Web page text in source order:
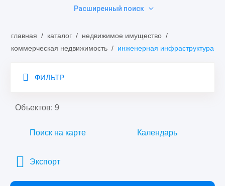
Расширенный поиск
главная / каталог / недвижимое имущество /
коммерческая недвижимость / инженерная инфраструктура
ФИЛЬТР
Объектов: 9
Поиск на карте Календарь
Экспорт